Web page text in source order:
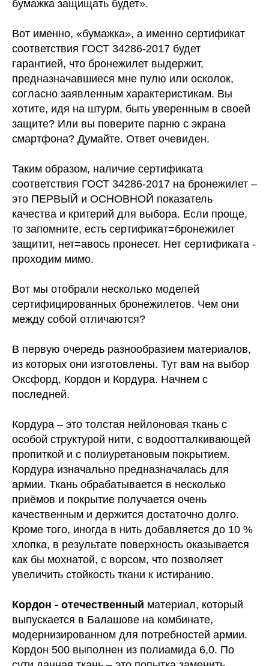
бумажка защищать будет».
Вот именно, «бумажка», а именно сертификат
соответствия ГОСТ 34286-2017 будет
гарантией, что бронежилет выдержит,
предназначавшиеся мне пулю или осколок,
согласно заявленным характеристикам. Вы
хотите, идя на штурм, быть уверенным в своей
защите? Или вы поверите парню с экрана
смартфона? Думайте. Ответ очевиден.
Таким образом, наличие сертификата
соответствия ГОСТ 34286-2017 на бронежилет –
это ПЕРВЫЙ и ОСНОВНОЙ показатель
качества и критерий для выбора. Если проще,
то запомните, есть сертификат=бронежилет
защитит, нет=авось пронесет. Нет сертификата -
проходим мимо.
Вот мы отобрали несколько моделей
сертифицированных бронежилетов. Чем они
между собой отличаются?
В первую очередь разнообразием материалов,
из которых они изготовлены. Тут вам на выбор
Оксфорд, Кордон и Кордура. Начнем с
последней.
Кордура – это толстая нейлоновая ткань с
особой структурой нити, с водоотталкивающей
пропиткой и с полиуретановым покрытием.
Кордура изначально предназначалась для
армии. Ткань обрабатывается в несколько
приёмов и покрытие получается очень
качественным и держится достаточно долго.
Кроме того, иногда в нить добавляется до 10 %
хлопка, в результате поверхность оказывается
как бы мохнатой, с ворсом, что позволяет
увеличить стойкость ткани к истиранию.
Кордон - отечественный материал, который
выпускается в Балашове на комбинате,
модернизированном для потребностей армии.
Кордон 500 выполнен из полиамида 6,0. По